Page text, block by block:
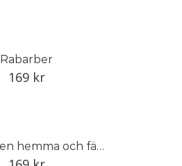
Rabarber
169 kr
Alla hönsen hemma och färska ägg i köket